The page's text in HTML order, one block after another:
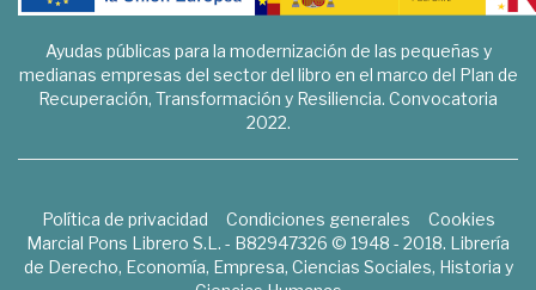
Ayudas públicas para la modernización de las pequeñas y
medianas empresas del sector del libro en el marco del Plan de
Recuperación, Transformación y Resiliencia. Convocatoria
2022.
Política de privacidad Condiciones generales
Cookies
Marcial Pons Librero S.L. - B82947326 © 1948 - 2018. Librería
de Derecho, Economía, Empresa, Ciencias Sociales, Historia y